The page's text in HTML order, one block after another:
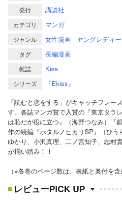
発行 講談社
カテゴリ マンガ
ジャンル 女性漫画 ヤングレディ
タグ 長編漫画
雑誌 Kiss
シリーズ
『Ekiss』
「読むと恋をする」がキャッチフレー
す。各誌マンガ賞で入賞の『東京タラ
は恥だが役に立つ』（海野つなみ）『
作の続編『ホタルノヒカリSP』（ひう
ゆかり、小沢真理、二ノ宮知子、志村
が揃い踏み！！
（※各巻のページ数は、表紙と奥付を
レビューPICK UP